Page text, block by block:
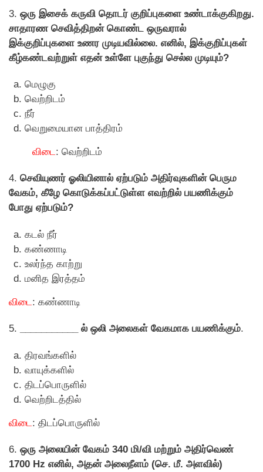
3. ஒரு இசைக் கருவி தொடர் குறிப்புகளை உண்டாக்குகிறது.
சாதாரண செவித்திறன் கொண்ட ஒருவரால்
இக்குறிப்புகளை உணர முடியவில்லை. எனில், இக்குறிப்புகள்
கீழ்கண்டவற்றுள் எதன் உள்ளே புகுந்து செல்ல முடியும்?
மெழுகு
வெற்றிடம்
நீர்
வெறுமையான பாத்திரம்
விடை: வெற்றிடம்
4. செவியுணர் ஓலியினால் ஏற்படும் அதிர்வுகளின் பெரும
வேகம், கீழே கொடுக்கப்பட்டுள்ள எவற்றில் பயணிக்கும்
போது ஏற்படும்?
கடல் நீர்
கண்ணாடி
உலர்ந்த காற்று
மனித இரத்தம்
விடை : கண்ணாடி
5. ___________ ல் ஒலி அலைகள் வேகமாக பயணிக்கும்.
திரவங்களில்
வாயுக்களில்
திடப்பொருளில்
வெற்றிடத்தில்
விடை : திடப்பொருளில்
6. ஒரு அலையின் வேகம் 340 மி/வி மற்றும் அதிர்வெண்
1700 Hz எனில், அதன் அலைநீளம் (செ. மீ. அளவில்)